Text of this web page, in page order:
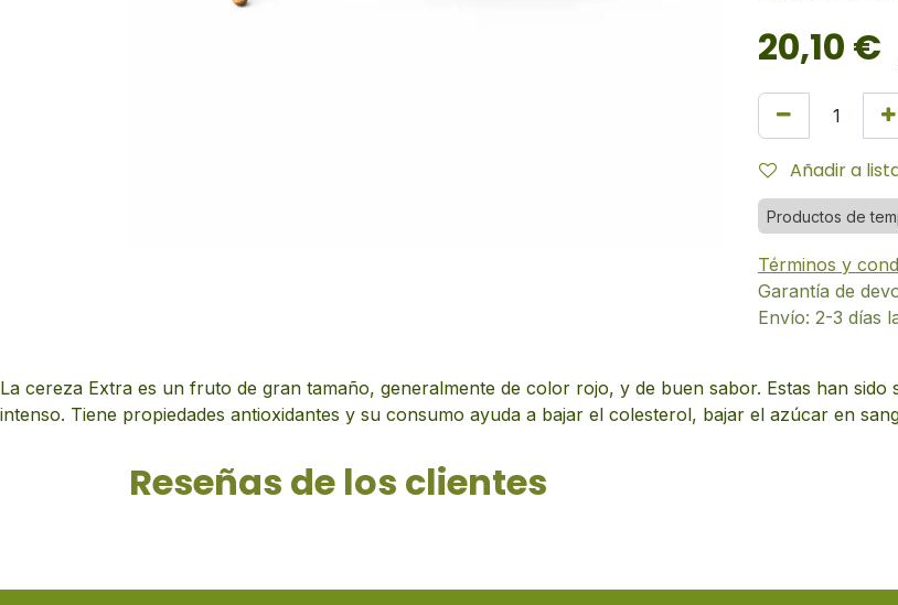
20,10 €
Añadir a
Productos de
Términos y
Garantía de
Envío: 2-3 días
La cereza Extra es un fruto de gran tamaño, generalmente de color rojo, y de buen sabor. Estas han
intenso. Tiene propiedades antioxidantes y su consumo ayuda a bajar el colesterol, bajar el azúcar en
Reseñas de los clientes